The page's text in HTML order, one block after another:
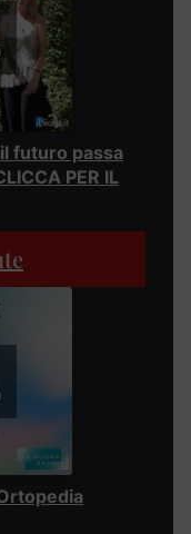
futuro passa
PER IL